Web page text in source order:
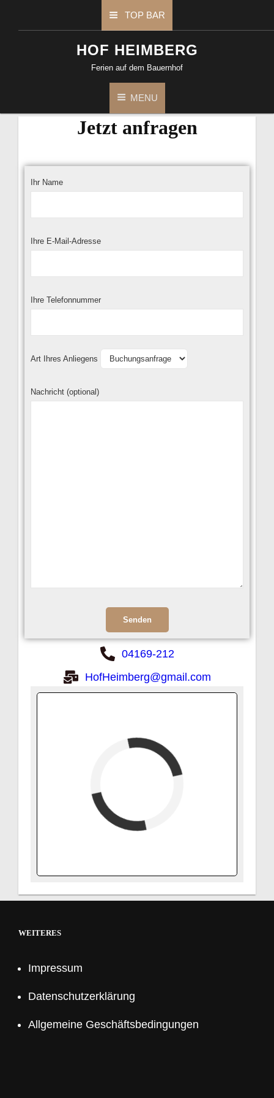
TOP BAR
HOF HEIMBERG
Ferien auf dem Bauernhof
MENU
Jetzt anfragen
Ihr Name
Ihre E-Mail-Adresse
Ihre Telefonnummer
Art Ihres Anliegens
Nachricht (optional)
04169-212
HofHeimberg@gmail.com
verfügbar (Anreise)
WEITERES
Impressum
Datenschutzerklärung
Allgemeine Geschäftsbedingungen